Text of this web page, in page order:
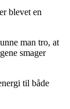
blevet en
man tro, at
smager
til både